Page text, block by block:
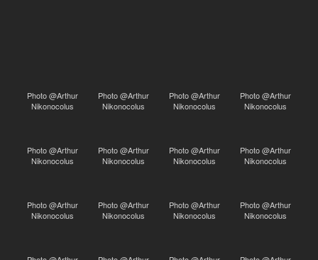
Photo @Arthur
Nikonocolus
Photo @Arthur
Nikonocolus
Photo @Arthur
Nikonocolus
Photo @Arthur
Nikonocolus
Photo @Arthur
Nikonocolus
Photo @Arthur
Nikonocolus
Photo @Arthur
Nikonocolus
Photo @Arthur
Nikonocolus
Photo @Arthur
Nikonocolus
Photo @Arthur
Nikonocolus
Photo @Arthur
Nikonocolus
Photo @Arthur
Nikonocolus